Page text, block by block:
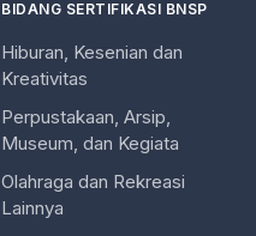
BIDANG SERTIFIKASI BNSP
Hiburan, Kesenian dan
Kreativitas
Perpustakaan, Arsip,
Museum, dan Kegiata
Olahraga dan Rekreasi
Lainnya